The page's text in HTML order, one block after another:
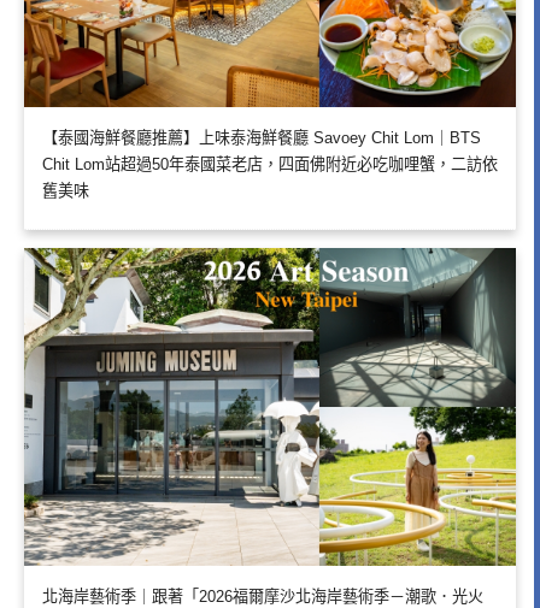
【泰國海鮮餐廳推薦】上味泰海鮮餐廳 Savoey Chit Lom｜BTS
Chit Lom站超過50年泰國菜老店，四面佛附近必吃咖哩蟹，二訪依
舊美味
北海岸藝術季｜跟著「2026福爾摩沙北海岸藝術季－潮歌．光火